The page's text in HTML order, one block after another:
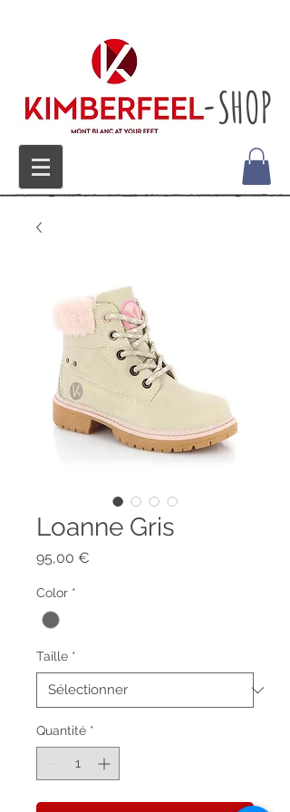
-SHOP
Loanne Gris
95,00 €
Color *
Taille *
Quantité *